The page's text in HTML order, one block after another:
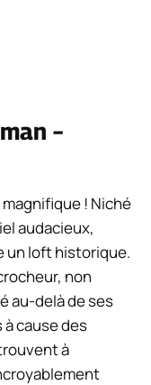
–
! Niché
audacieux,
un loft historique.
non
au-delà de ses
cause des
à